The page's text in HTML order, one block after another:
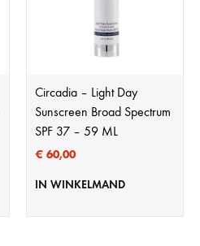
Circadia – Light Day
Sunscreen Broad Spectrum
SPF 37 – 59 ML
€ 60,00
IN WINKELMAND